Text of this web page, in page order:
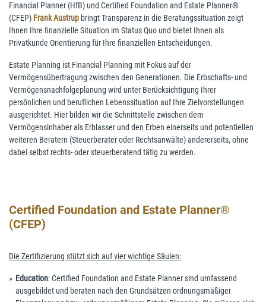
Financial Planner (HfB) und Certified Foundation and Estate Planner®
(CFEP) Frank Austrup bringt Transparenz in die Beratungssituation zeigt
Ihnen Ihre finanzielle Situation im Status Quo und bietet Ihnen als
Privatkunde Orientierung für Ihre finanziellen Entscheidungen.
Estate Planning ist Financial Planning mit Fokus auf der
Vermögensübertragung zwischen den Generationen. Die Erbschafts- und
Vermögensnachfolgeplanung wird unter Berücksichtigung Ihrer
persönlichen und beruflichen Lebenssituation auf Ihre Zielvorstellungen
ausgerichtet. Hier bilden wir die Schnittstelle zwischen dem
Vermögensinhaber als Erblasser und den Erben einerseits und potentiellen
weiteren Beratern (Steuerberater oder Rechtsanwälte) andererseits, ohne
dabei selbst rechts- oder steuerberatend tätig zu werden.
Certified Foundation and Estate Planner®
(CFEP)
Die Zertifizierung stützt sich auf vier wichtige Säulen:
Education: Certified Foundation and Estate Planner sind umfassend
ausgebildet und beraten nach den Grundsätzen ordnungsmäßiger